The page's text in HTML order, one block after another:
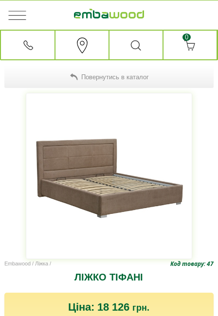
0
Повернутись в каталог
Embawood/ Ліжка/
ЛІЖКО ТІФАНІ
Код товару: 47
Ціна: 18 126 грн.